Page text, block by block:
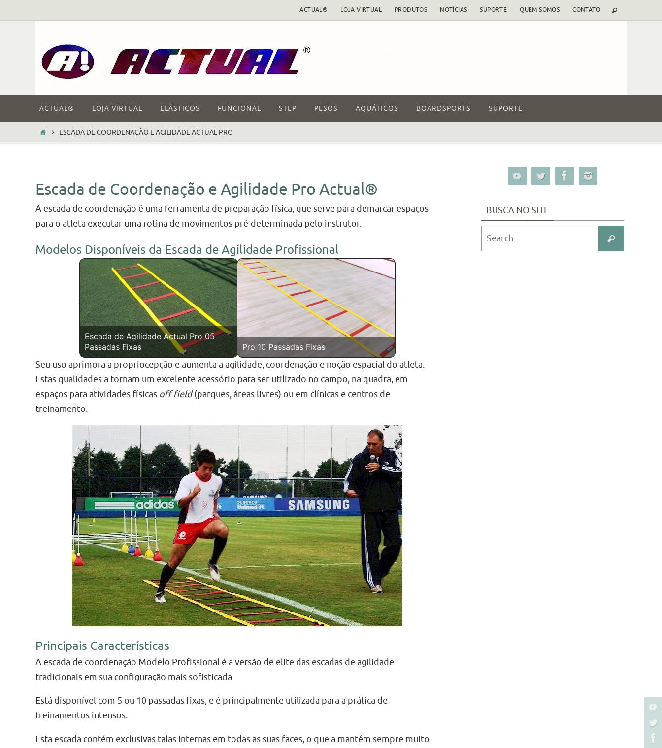
to
ACTUAL® LOJA VIRTUAL PRODUTOS NOTÍCIAS SUPORTE QUEM SOMOS CONTATO
content
ACTUAL® LOJA VIRTUAL ELÁSTICOS FUNCIONAL STEP PESOS AQUÁTICOS BOARDSPORTS SUPORTE
HOMEESCADA DE COORDENAÇÃO E AGILIDADE ACTUAL PRO
Escada de Coordenação e Agilidade Pro Actual®
A escada de coordenação é uma ferramenta de preparação física, que serve para demarcar espaços
para o atleta executar uma rotina de movimentos pré-determinada pelo instrutor.
Modelos Disponíveis da Escada de Agilidade Profissional
Escada de Agilidade Actual Pro 05
Passadas Fixas
Pro 10 Passadas Fixas
Seu uso aprimora a propriocepção e aumenta a agilidade, coordenação e noção espacial do atleta.
Estas qualidades a tornam um excelente acessório para ser utilizado no campo, na quadra, em
espaços para atividades físicas off field(parques, áreas livres) ou em clínicas e centros de
treinamento.
Principais Características
A escada de coordenação Modelo Profissional é a versão de elite das escadas de agilidade
tradicionais em sua configuração mais sofisticada
Está disponível com 5 ou 10 passadas fixas, e é principalmente utilizada para a prática de
treinamentos intensos.
Esta escada contém exclusivas talas internas em todas as suas faces, o que a mantém sempre muito
BUSCA NO SITE
Search